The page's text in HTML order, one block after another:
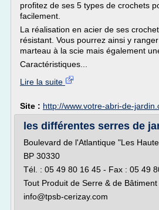
profitez de ses 5 types de crochets
facilement.
La réalisation en acier de ses
résistant. Vous pourrez ainsi y
marteau à la scie mais également
Caractéristiques...
Lire la suite
Site : http://www.votre-abri-de-
les différentes serres de
Boulevard de l'Atlantique "Les
BP 30330
Tél. : 05 49 80 16 45 - Fax : 05 49
Tout Produit de Serre & de Bâtiment
info@tpsb-cerizay.com